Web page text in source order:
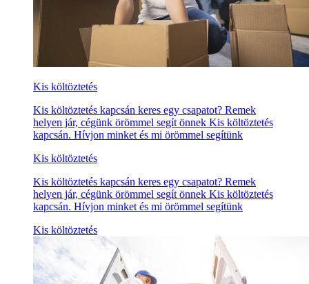
Kis költöztetés
Kis költöztetés kapcsán keres egy csapatot? Remek
helyen jár, cégünk örömmel segít önnek Kis költöztetés
kapcsán. Hívjon minket és mi örömmel segítünk
Kis költöztetés
Kis költöztetés kapcsán keres egy csapatot? Remek
helyen jár, cégünk örömmel segít önnek Kis költöztetés
kapcsán. Hívjon minket és mi örömmel segítünk
Kis költöztetés